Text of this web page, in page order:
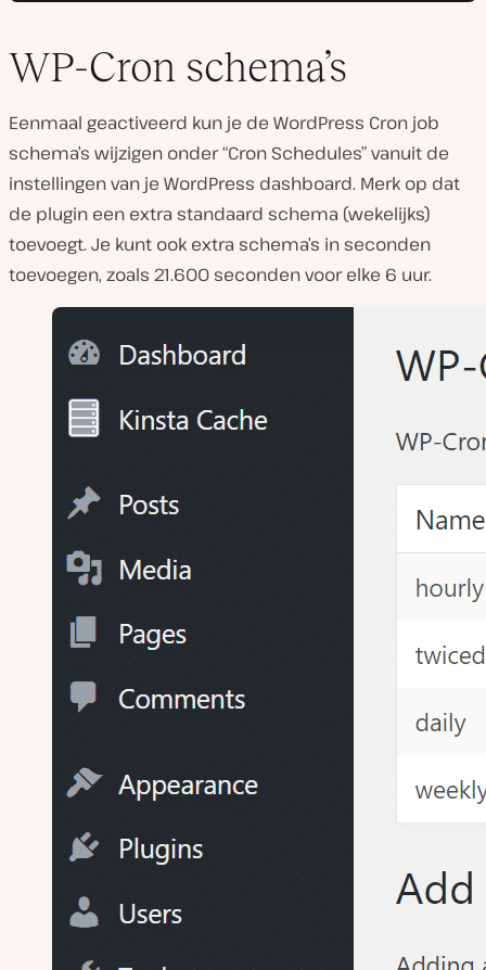
WP-Cron schema’s
Eenmaal geactiveerd kun je de WordPress Cron job
schema’s wijzigen onder “Cron Schedules” vanuit de
instellingen van je WordPress dashboard. Merk op dat
de plugin een extra standaard schema (wekelijks)
toevoegt. Je kunt ook extra schema’s in seconden
toevoegen, zoals 21.600 seconden voor elke 6 uur.